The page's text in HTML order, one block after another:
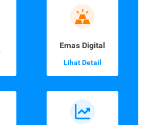
Emas Digital
Lihat Detail